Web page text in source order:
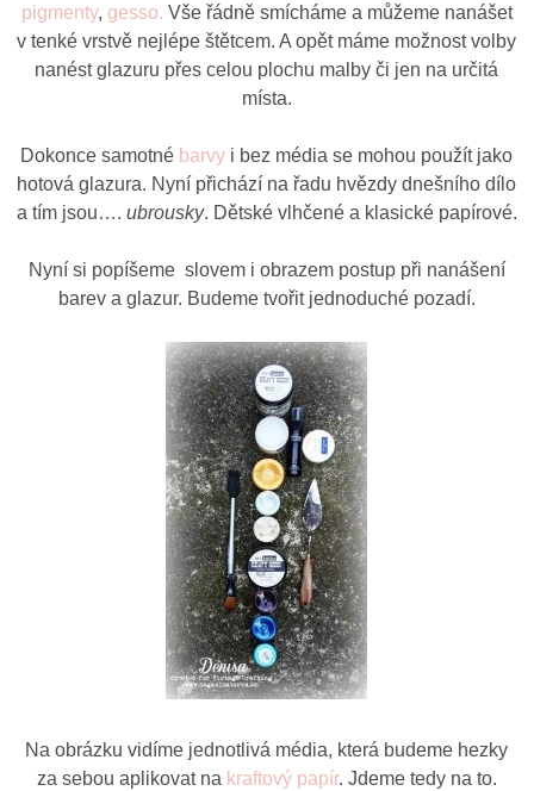
pigmenty, gesso. Vše řádně smícháme a můžeme nanášet
v tenké vrstvě nejlépe štětcem. A opět máme možnost volby
nanést glazuru přes celou plochu malby či jen na určitá
místa.
Dokonce samotné barvy i bez média se mohou použít jako
hotová glazura. Nyní přichází na řadu hvězdy dnešního dílo
a tím jsou…. ubrousky. Dětské vlhčené a klasické papírové.
Nyní si popíšeme slovem i obrazem postup při nanášení
barev a glazur. Budeme tvořit jednoduché pozadí.
Na obrázku vidíme jednotlivá média, která budeme hezky
za sebou aplikovat na kraftový papír. Jdeme tedy na to.